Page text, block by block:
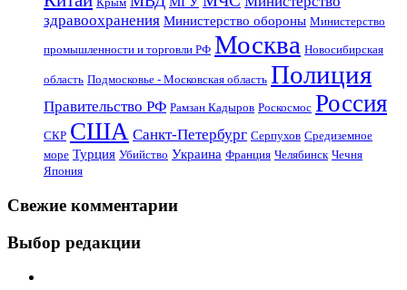
здравоохранения Министерство обороны Министерство
промышленности и торговли РФ Москва Новосибирская
область Подмосковье - Московская область Полиция
Правительство РФ Рамзан Кадыров Роскосмос Россия
СКР США Санкт-Петербург Серпухов Средиземное
море Турция Убийство Украина Франция Челябинск Чечня
Япония
Свежие комментарии
Выбор редакции